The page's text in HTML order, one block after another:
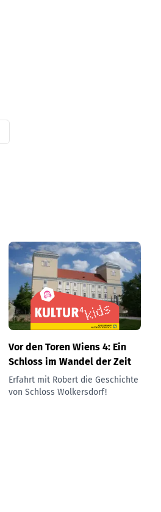
Vor den Toren Wiens 4: Ein
Schloss im Wandel der Zeit
Erfahrt mit Robert die Geschichte
von Schloss Wolkersdorf!